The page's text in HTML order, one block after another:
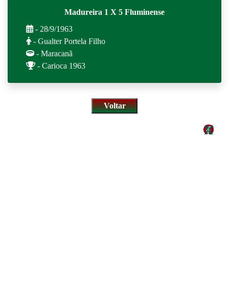
Madureira 1 X 5 Fluminense
- 28/9/1963
- Gualter Portela Filho
- Maracanã
- Carioca 1963